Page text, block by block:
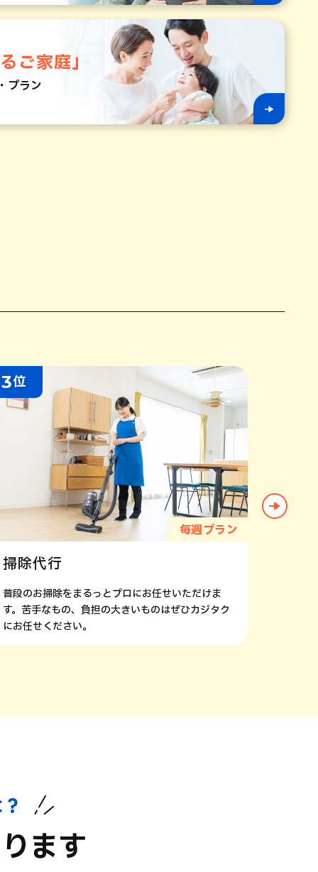
ご家庭」
プラン
3位
毎週プラン
掃除代行
普段のお掃除をまるっとプロにお任せいただけま
す。苦手なもの、負担の大きいものはぜひカジタク
にお任せください。
ます